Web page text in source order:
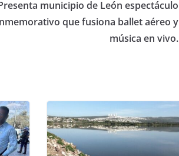
municipio de León espectáculo
que fusiona ballet aéreo y
música en vivo.